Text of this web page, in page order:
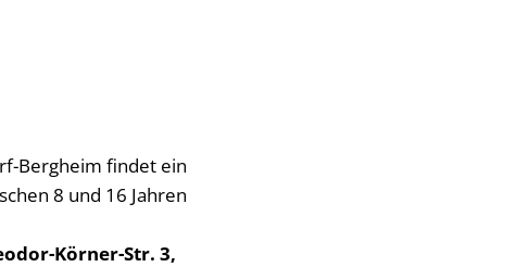
Bergheim findet ein
8 und 16 Jahren
Körner-Str. 3,